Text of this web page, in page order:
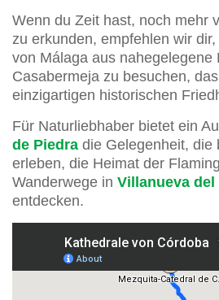
Wenn du Zeit hast, noch mehr
zu erkunden, empfehlen wir
von Málaga aus nahegelegene
Casabermeja zu besuchen,
einzigartigen historischen
Für Naturliebhaber bietet ein
de Piedra die Gelegenheit, die
erleben, die Heimat der
Wanderwege in Villanueva del
entdecken.